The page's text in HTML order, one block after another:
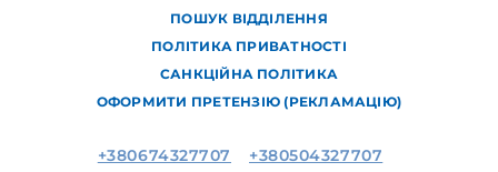
ПОШУК ВІДДІЛЕННЯ
ПОЛІТИКА ПРИВАТНОСТІ
САНКЦІЙНА ПОЛІТИКА
ОФОРМИТИ ПРЕТЕНЗІЮ (РЕКЛАМАЦІЮ)
+380674327707
+380504327707